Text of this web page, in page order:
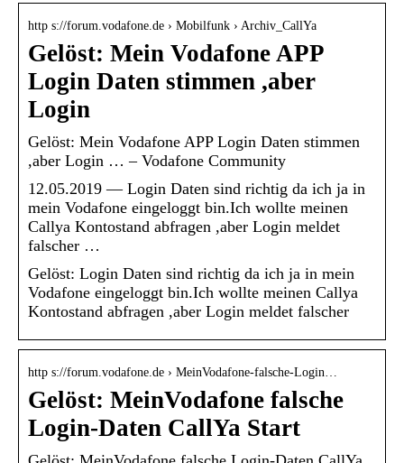
http s://forum.vodafone.de › Mobilfunk › Archiv_CallYa
Gelöst: Mein Vodafone APP
Login Daten stimmen ,aber
Login
Gelöst: Mein Vodafone APP Login Daten stimmen
,aber Login … – Vodafone Community
12.05.2019 — Login Daten sind richtig da ich ja in
mein Vodafone eingeloggt bin.Ich wollte meinen
Callya Kontostand abfragen ,aber Login meldet
falscher …
Gelöst: Login Daten sind richtig da ich ja in mein
Vodafone eingeloggt bin.Ich wollte meinen Callya
Kontostand abfragen ,aber Login meldet falscher
http s://forum.vodafone.de › MeinVodafone-falsche-Login…
Gelöst: MeinVodafone falsche
Login-Daten CallYa Start